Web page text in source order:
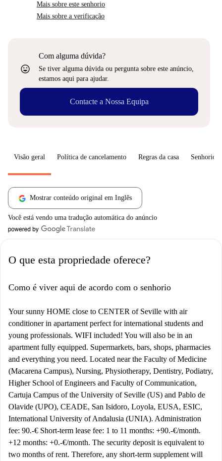
Mais sobre este senhorio
Mais sobre a verificação
sentiment_very_satisfied
Com alguma dúvida?
Se tiver alguma dúvida ou pergunta sobre este anúncio,
estamos aqui para ajudar.
Contacte a Nossa Equipa
Visão geral Política de cancelamento Regras da casa Senhorio
Mostrar conteúdo original em Inglês
Você está vendo uma tradução automática do anúncio
O que esta propriedade oferece?
Como é viver aqui de acordo com o senhorio
Your sunny HOME close to CENTER of Seville with air
conditioner in apartament perfect for international students and
young professionals. WIFI included! You will also be in an
apartment fully equipped. Supermarkets, bars, shops, pharmacies
and everything you need. Located near the Faculty of Medicine
(Macarena Campus), Nursing, Physiotherapy, Dentistry, Podiatry,
Higher School of Engineers and Faculty of Communication,
Cartuja Campus of the University of Seville (US) and Pablo de
Olavide (UPO), CEADE, San Isidoro, Loyola, EUSA, ESIC,
International University of Andalusia (UNIA). Administration
fee: 90.-€ Short-term lease fee: 1 to 11 months: +90.-€/month.
+12 months: +0.-€/month. The security deposit is equivalent to
two months of rent. Therefore, any short-term supplement will